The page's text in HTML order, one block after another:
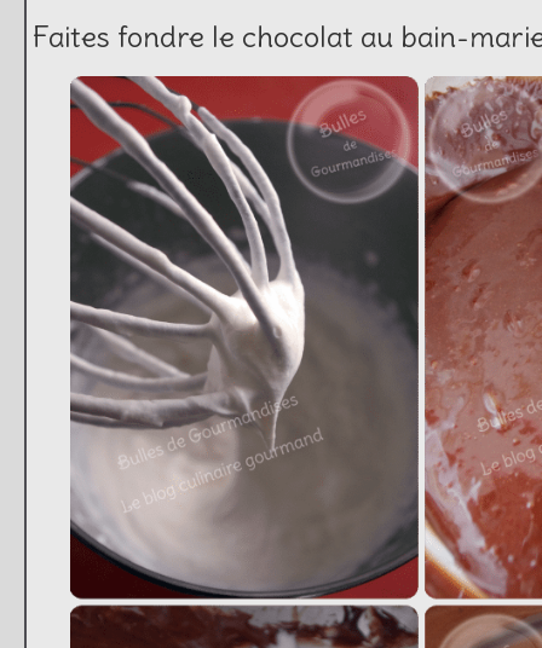
Faites fondre le chocolat au bain-